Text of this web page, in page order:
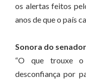
os alertas feitos
anos de que o país
Sonora do
“O que trouxe
desconfiança por